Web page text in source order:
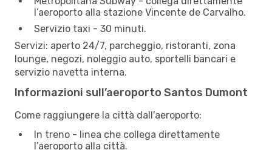
l’aeroporto alla stazione Vincente de Carvalho.
Servizio taxi - 30 minuti.
Servizi: aperto 24/7, parcheggio, ristoranti, zona
lounge, negozi, noleggio auto, sportelli bancari e
servizio navetta interna.
Informazioni sull’aeroporto Santos Dumont
Come raggiungere la città dall'aeroporto:
In treno - linea che collega direttamente
l’aeroporto alla città.